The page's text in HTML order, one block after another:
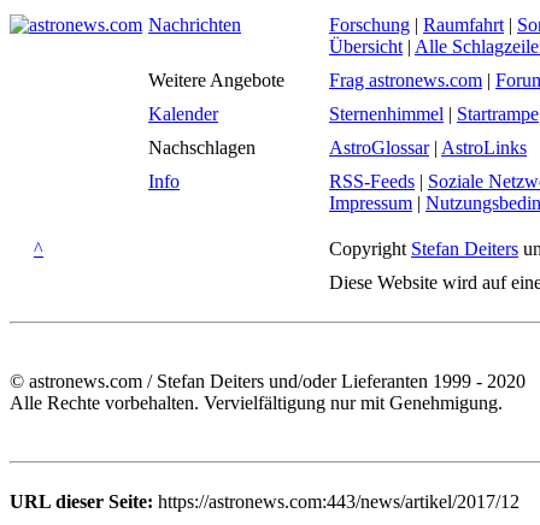
Nachrichten Forschung | Raumfahrt |
Übersicht | Alle
Weitere Angebote
Frag astronews.com |
Kalender
Sternenhimmel | Startrampe
Nachschlagen
AstroGlossar| AstroLinks
Info
RSS-Feeds | Soziale
Impressum |
^ Copyright Stefan Deiters
Diese Website wird auf
© astronews.com / Stefan Deiters und/oder Lieferanten 1999 - 2020
Alle Rechte vorbehalten. Vervielfältigung nur mit Genehmigung.
URL dieser Seite: https://astronews.com:443/news/artikel/2017/12